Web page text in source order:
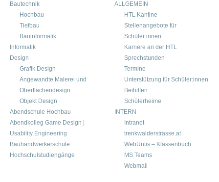
Bautechnik
Hochbau
Tiefbau
Bauinformatik
Informatik
Design
Grafik Design
Angewandte Malerei und
Oberflächendesign
Objekt Design
Abendschule Hochbau
Abendkolleg Game Design |
Usability Engineering
Bauhandwerkerschule
Hochschulstudiengänge
ALLGEMEIN
HTL Kantine
Stellenangebote für
Schüler:innen
Karriere an der HTL
Sprechstunden
Termine
Unterstützung für Schüler:innen
Beihilfen
Schülerheime
INTERN
Intranet
trenkwalderstrasse.at
WebUntis – Klassenbuch
MS Teams
Webmail